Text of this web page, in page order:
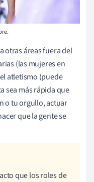
otras áreas fuera del
(las mujeres en
atletismo (puede
sea más rápida que
o tu orgullo, actuar
que la gente se
que los roles de